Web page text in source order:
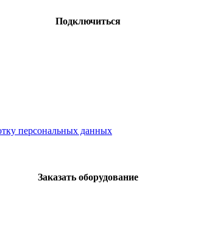
Подключиться
персональных данных
Заказать оборудование